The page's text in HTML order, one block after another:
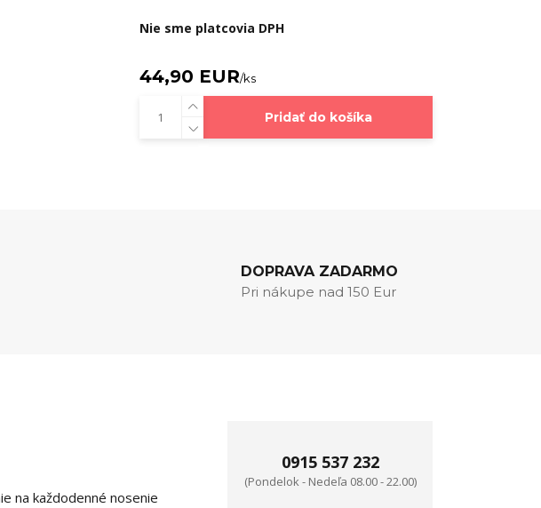
Nie sme platcovia DPH
44,90 EUR/ks
Pridať do košíka
DOPRAVA ZADARMO
Pri nákupe nad 150 Eur
na každodenné nosenie
0915 537 232
(Pondelok - Nedeľa 08.00 - 22.00)